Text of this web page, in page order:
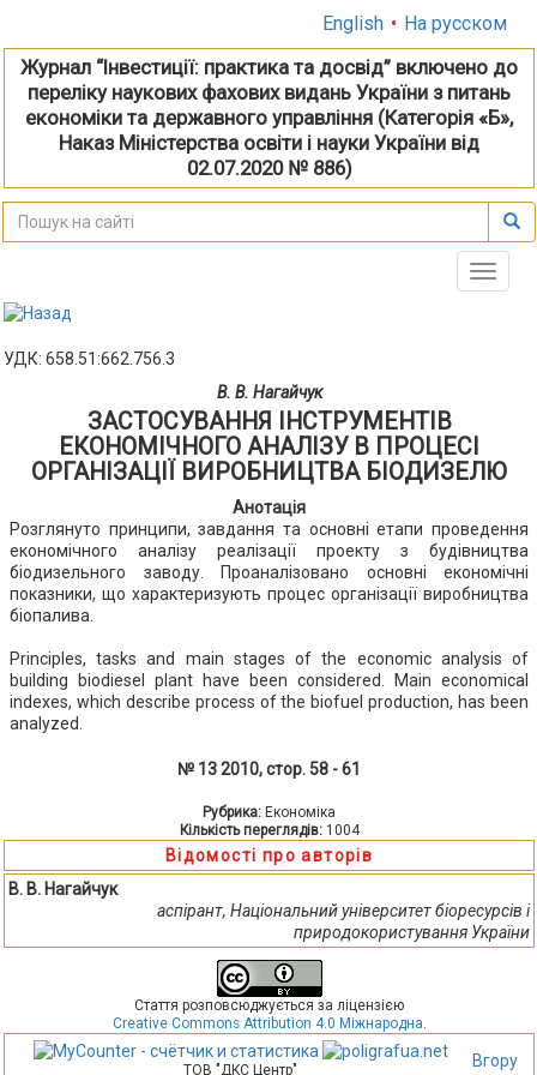
English • На русском
Журнал “Інвестиції: практика та досвід” включено до
переліку наукових фахових видань України з питань
економіки та державного управління (Категорія «Б»,
Наказ Міністерства освіти і науки України від
02.07.2020 № 886)
Toggle
УДК: 658.51:662.756.3
В. В. Нагайчук
ЗАСТОСУВАННЯ ІНСТРУМЕНТІВ
ЕКОНОМІЧНОГО АНАЛІЗУ В ПРОЦЕСІ
ОРГАНІЗАЦІЇ ВИРОБНИЦТВА БІОДИЗЕЛЮ
Анотація
Розглянуто принципи, завдання та основні етапи проведення
економічного аналізу реалізації проекту з будівництва
біодизельного заводу. Проаналізовано основні економічні
показники, що характеризують процес організації виробництва
біопалива.
Principles, tasks and main stages of the economic analysis of
building biodiesel plant have been considered. Main economical
indexes, which describe process of the biofuel production, has been
analyzed.
№ 13 2010, стор. 58 - 61
Рубрика: Економіка
Кількість переглядів: 1004
Відомості про авторів
В. В. Нагайчук
аспірант, Національний університет біоресурсів і
природокористування України
Стаття розповсюджується за ліцензією
Creative Commons Attribution 4.0 Міжнародна.
Вгору
ТОВ "ДКС Центр"